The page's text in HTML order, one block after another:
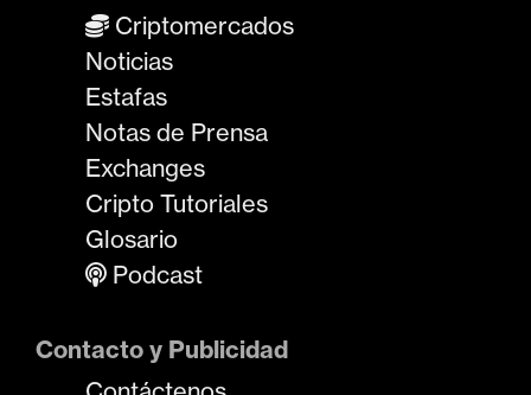
Criptomercados
Noticias
Estafas
Notas de Prensa
Exchanges
Cripto Tutoriales
Glosario
Podcast
Contacto y Publicidad